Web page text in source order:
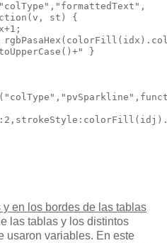
st) {
}
en los bordes de las tablas
las tablas y los distintos
usaron variables. En este